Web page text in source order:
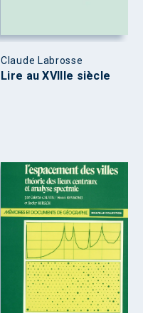
Claude Labrosse
Lire au XVIIIe siècle